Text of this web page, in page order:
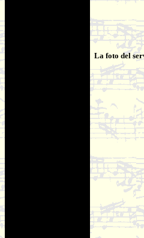
La foto del